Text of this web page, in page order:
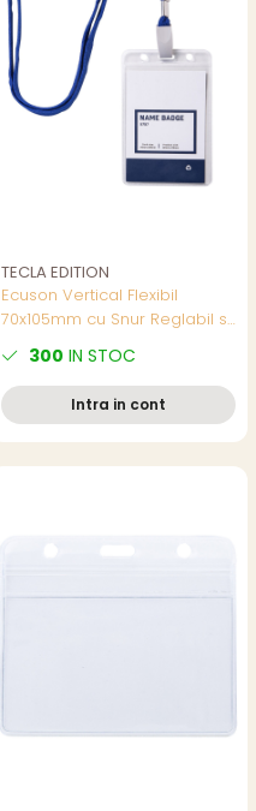
TECLA EDITION
Ecuson Vertical Flexibil
70x105mm cu Snur Reglabil si
Clip - Set Complet pentru
Badge-uri Verticale Mari,
Model 5757
300 IN STOC
Intra in cont